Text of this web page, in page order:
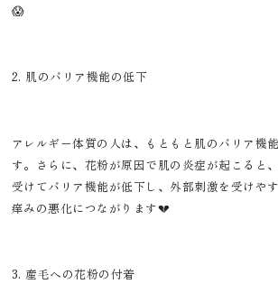
😱
2. 肌のバリア機能の低下
アレルギー体質の人は、もともと肌のバリア機
す。さらに、花粉が原因で肌の炎症が起こると
受けてバリア機能が低下し、外部刺激を受けや
痒みの悪化につながります💔
3. 産毛への花粉の付着